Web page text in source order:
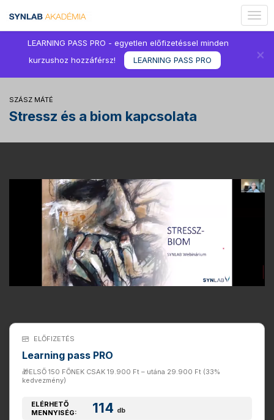
LEARNING PASS PRO - egyetlen előfizetéssel minden
kurzushoz hozzáférsz!
LEARNING PASS PRO ×
SZÁSZ MÁTÉ
Stressz és a biom kapcsolata
ELŐFIZETÉS
Learning pass PRO
🎁ELSŐ 150 FŐNEK CSAK 19.900 Ft – utána 29.900 Ft (33%
kedvezmény)
ELÉRHETŐ
MENNYISÉG:
114 db